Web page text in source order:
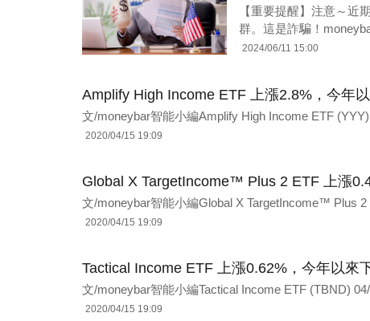
【重要提醒】注意～近
群。這是詐騙！
2024/06/11 15:00
Amplify High Income ETF 上漲2.8%，今年
文/moneybar智能小編Amplify High Income ETF
2020/04/15 19:09
Global X TargetIncome™ Plus 2 ETF 上漲
文/moneybar智能小編Global X TargetIncome™ Plus
2020/04/15 19:09
Tactical Income ETF 上漲0.62%，今年以來
文/moneybar智能小編Tactical Income ETF (TBND)
2020/04/15 19:09